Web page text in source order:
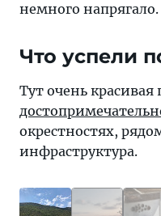
немного напрягало.
Что успели
Тут очень
окрестностях,
инфраструктура.